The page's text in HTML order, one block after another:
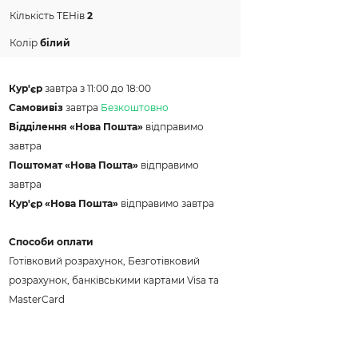
Кількість ТЕНів 2
Колір білий
Кур'єр завтра з 11:00 до 18:00
Самовивіз завтра Безкоштовно
Відділення «Нова Пошта» відправимо
завтра
Поштомат «Нова Пошта» відправимо
завтра
Кур'єр «Нова Пошта» відправимо завтра
Способи оплати
Готівковий розрахунок, Безготівковий
розрахунок, банківськими картами Visa та
MasterCard